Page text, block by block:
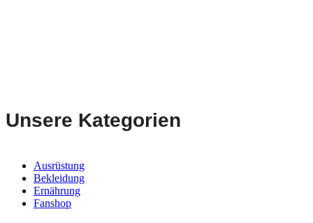
Unsere Kategorien
Ausrüstung
Bekleidung
Ernährung
Fanshop